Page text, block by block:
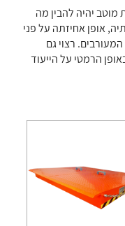
יהיה להבין מה
אופן אחיזתה על פני
רצוי גם
הרמטי על הייעוד